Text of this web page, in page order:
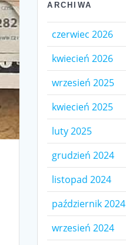
ARCHIWA
czerwiec 2026
kwiecień 2026
wrzesień 2025
kwiecień 2025
luty 2025
grudzień 2024
listopad 2024
październik 2024
wrzesień 2024